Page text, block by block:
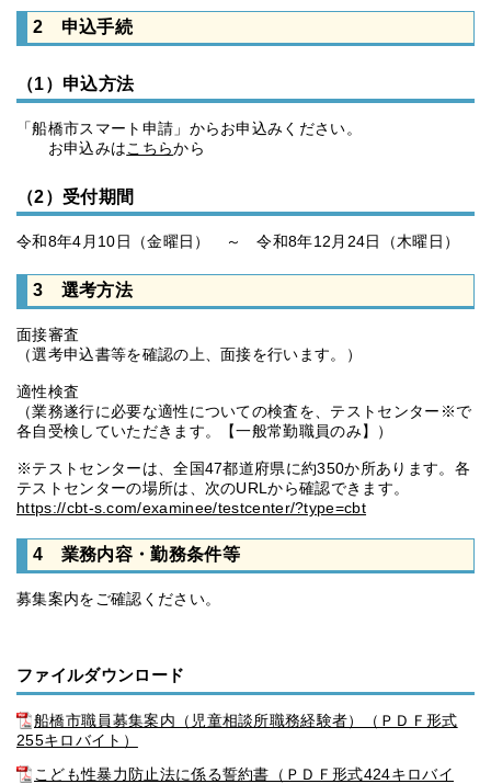
2 申込手続
（1）申込方法
「船橋市スマート申請」からお申込みください。
お申込みはこちらから
（2）受付期間
令和8年4月10日（金曜日） ～ 令和8年12月24日（木曜日）
3 選考方法
面接審査
（選考申込書等を確認の上、面接を行います。）
適性検査
（業務遂行に必要な適性についての検査を、テストセンター※で
各自受検していただきます。【一般常勤職員のみ】）
※テストセンターは、全国47都道府県に約350か所あります。各
テストセンターの場所は、次のURLから確認できます。
https://cbt-s.com/examinee/testcenter/?type=cbt
4 業務内容・勤務条件等
募集案内をご確認ください。
ファイルダウンロード
船橋市職員募集案内（児童相談所職務経験者）（ＰＤＦ形式
255キロバイト）
こども性暴力防止法に係る誓約書（ＰＤＦ形式424キロバイ